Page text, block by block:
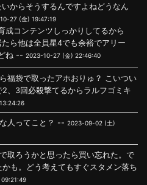
からそうするんですよねどうなん
27 (金) 19:47:19
成コンテンツしっかりしてるから
ら他は全員星4でも余裕でアリー
ね -- 2023-10-27 (金) 22:46:40
福袋で取ったアホおりゅ？ こいつい
、3回必殺撃てるからラルフゴミキ
人ってこと？ -- 2023-09-02 (土)
取ろうかと思ったら買い忘れた。で
も。どう考えてもすぐスタメン落ち